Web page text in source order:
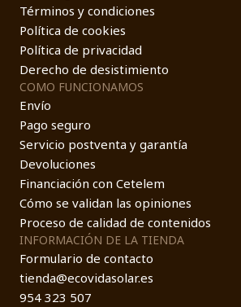
Términos y condiciones
Política de cookies
Política de privacidad
Derecho de desistimiento
COMO FUNCIONAMOS
Envío
Pago seguro
Servicio postventa y garantía
Devoluciones
Financiación con Cetelem
Cómo se validan las opiniones
Proceso de calidad de contenidos
INFORMACIÓN DE LA TIENDA
Formulario de contacto
tienda@ecovidasolar.es
954 323 507